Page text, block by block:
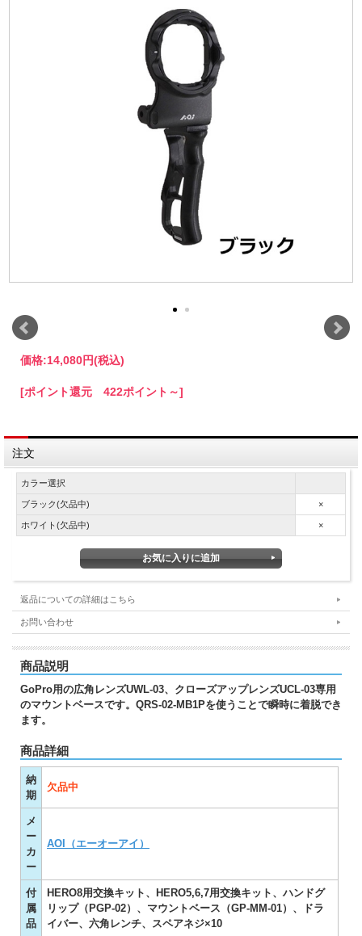
価格:14,080円(税込)
[ポイント還元 422ポイント～]
注文
カラー選択
ブラック(欠品中) ×
ホワイト(欠品中) ×
返品についての詳細はこちら
お問い合わせ
商品説明
GoPro用の広角レンズUWL-03、クローズアップレンズUCL-03専用
のマウントベースです。QRS-02-MB1Pを使うことで瞬時に着脱でき
ます。
商品詳細
納
期
欠品中
メ
ー
カ
ー
AOI（エーオーアイ）
付
属
品
HERO8用交換キット、HERO5,6,7用交換キット、ハンドグ
リップ（PGP-02）、マウントベース（GP-MM-01）、ドラ
イバー、六角レンチ、スペアネジ×10